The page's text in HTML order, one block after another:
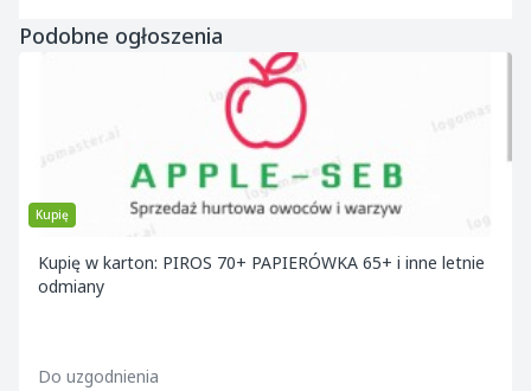
Podobne ogłoszenia
Kupię
Kupię w karton: PIROS 70+ PAPIERÓWKA 65+ i inne letnie
odmiany
Do uzgodnienia